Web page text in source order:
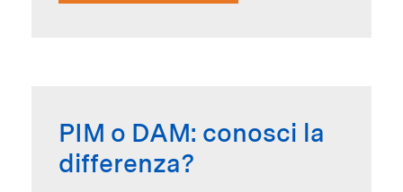
PIM o DAM: conosci la
differenza?